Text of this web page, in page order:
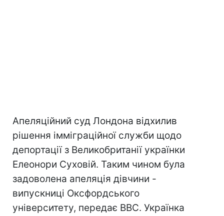
Апеляційний суд Лондона відхилив
рішення імміграційної служби щодо
депортації з Великобританії українки
Елеонори Суховій. Таким чином була
задоволена апеляція дівчини -
випускниці Оксфордського
університету, передає ВВС. Українка